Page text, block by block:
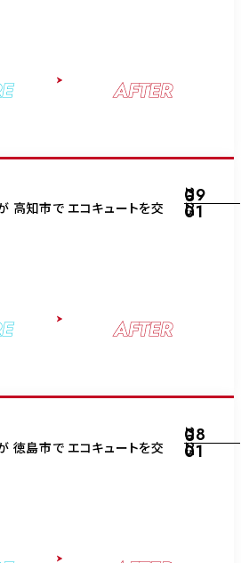
AFTER
高知市で エコキュートを交
2025
09
01
AFTER
徳島市で エコキュートを交
2025
08
01